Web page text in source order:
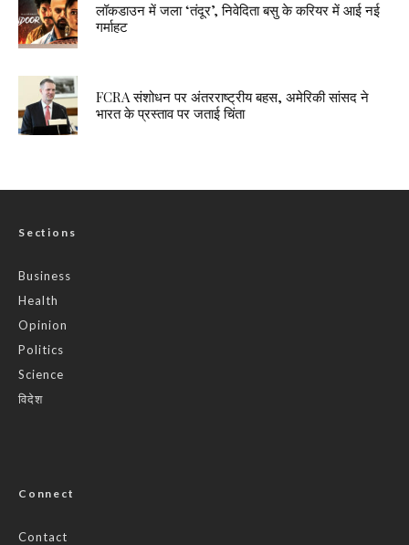
लॉकडाउन में जला ‘तंदूर’, निवेदिता बसु के करियर में आई नई
गर्माहट
FCRA संशोधन पर अंतरराष्ट्रीय बहस, अमेरिकी सांसद ने
भारत के प्रस्ताव पर जताई चिंता
Sections
Business
Health
Opinion
Politics
Science
विदेश
Connect
Contact